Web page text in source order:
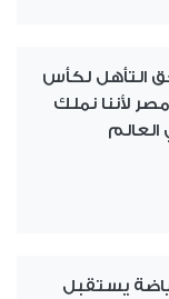
التأهل لكأس
لأننا نملك
يستقبل